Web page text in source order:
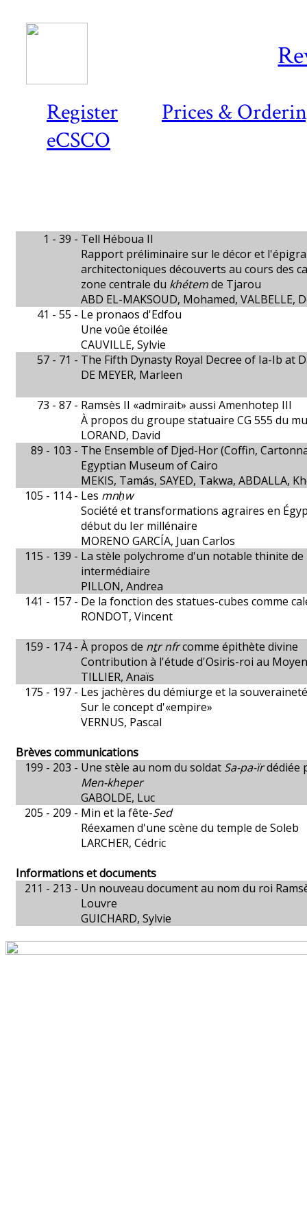
Register
Prices &
eCSCO
1 - 39 - Tell Héboua II
Rapport préliminaire sur le décor et
architectoniques découverts au cours des
zone centrale du khétemde Tjarou
ABD EL-MAKSOUD, Mohamed, VALBELLE,
41 - 55 - Le pronaos d'Edfou
Une voûe étoilée
CAUVILLE, Sylvie
57 - 71 - The Fifth Dynasty Royal Decree of Ia-Ib at
DE MEYER, Marleen
73 - 87 - Ramsès II «admirait» aussi Amenhotep III
À propos du groupe statuaire CG 555 du
LORAND, David
89 - 103 - The Ensemble of Djed-Hor (Coffin,
Egyptian Museum of Cairo
MEKIS, Tamás, SAYED, Takwa, ABDALLA,
105 - 114 - Les mnḥw
Société et transformations agraires en
début du Ier millénaire
MORENO GARCÍA, Juan Carlos
115 - 139 - La stèle polychrome d'un notable thinite de
intermédiaire
PILLON, Andrea
141 - 157 - De la fonction des statues-cubes comme
RONDOT, Vincent
159 - 174 - À propos de ntr nfrcomme épithète divine
Contribution à l'étude d'Osiris-roi au
TILLIER, Anaïs
175 - 197 - Les jachères du démiurge et la
Sur le concept d'«empire»
VERNUS, Pascal
Brèves communications
199 - 203 - Une stèle au nom du soldat Sa-pa-ïrdédiée
Men-kheper
GABOLDE, Luc
205 - 209 - Min et la fête-Sed
Réexamen d'une scène du temple de Soleb
LARCHER, Cédric
Informations et documents
211 - 213 - Un nouveau document au nom du roi
Louvre
GUICHARD, Sylvie